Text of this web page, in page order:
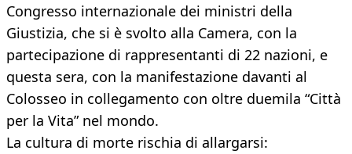
Congresso internazionale dei ministri della
Giustizia, che si è svolto alla Camera, con la
partecipazione di rappresentanti di 22 nazioni, e
questa sera, con la manifestazione davanti al
Colosseo in collegamento con oltre duemila “Città
per la Vita” nel mondo.
La cultura di morte rischia di allargarsi: